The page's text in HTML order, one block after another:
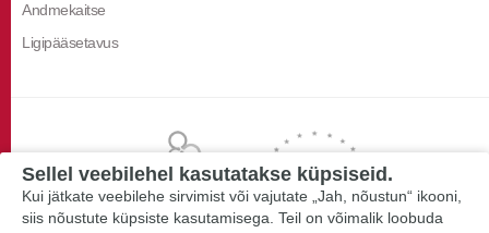
Andmekaitse
Ligipääsetavus
Sellel veebilehel kasutatakse küpsiseid.
Kui jätkate veebilehe sirvimist või vajutate „Jah, nõustun“ ikooni,
siis nõustute küpsiste kasutamisega. Teil on võimalik loobuda